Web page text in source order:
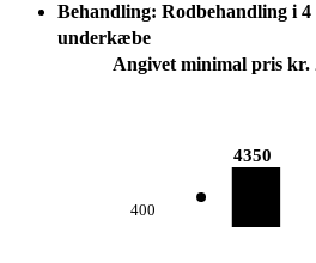
Behandling: Rodbehandling i
underkæbe
Angivet minimal pris kr.
400
4350